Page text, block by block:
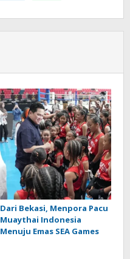
Dari Bekasi, Menpora Pacu
Muaythai Indonesia
Menuju Emas SEA Games